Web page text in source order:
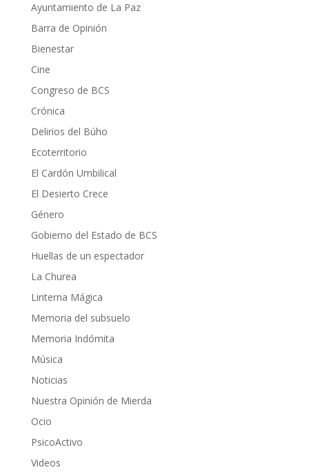
Ayuntamiento de La Paz
Barra de Opinión
Bienestar
Cine
Congreso de BCS
Crónica
Delirios del Búho
Ecoterritorio
El Cardón Umbilical
El Desierto Crece
Género
Gobierno del Estado de BCS
Huellas de un espectador
La Churea
Linterna Mágica
Memoria del subsuelo
Memoria Indómita
Música
Noticias
Nuestra Opinión de Mierda
Ocio
PsicoActivo
Videos